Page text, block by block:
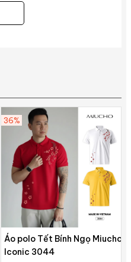
36%
Áo polo Tết Bính Ngọ Miucho
Iconic 3044